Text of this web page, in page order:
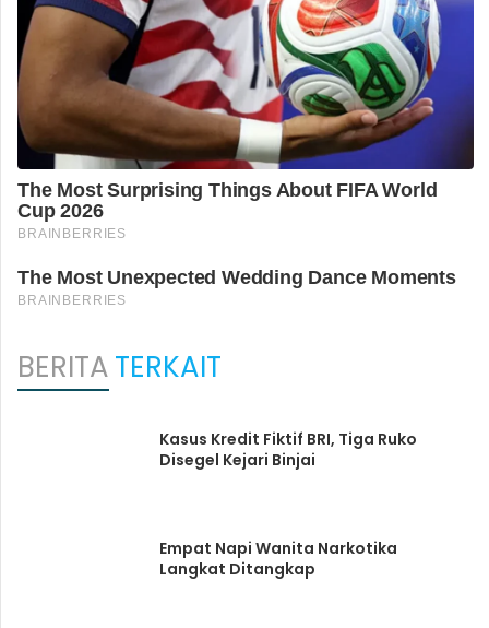
BERITATERKAIT
Kasus Kredit Fiktif BRI, Tiga Ruko
Disegel Kejari Binjai
Empat Napi Wanita Narkotika
Langkat Ditangkap